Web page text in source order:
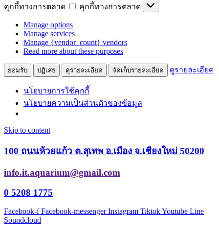
คุกกี้ทางการตลาด
คุกกี้ทางการตลาด
Manage options
Manage services
Manage {vendor_count} vendors
Read more about these purposes
ยอมรับ ปฏิเสธ ดูรายละเอียด จัดเก็บรายละเอียด ดูรายละเอียด
นโยบายการใช้คุกกี้
นโยบายความเป็นส่วนตัวของข้อมูล
Skip to content
100 ถนนห้วยแก้ว ต.สุเทพ อ.เมือง จ.เชียงใหม่ 50200
info.it.aquarium@gmail.com
0 5208 1775
Facebook-f Facebook-messenger Instagram TiktokYoutube Line
Soundcloud